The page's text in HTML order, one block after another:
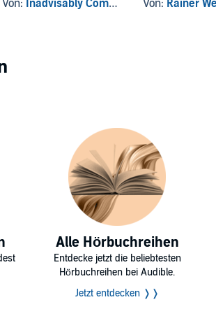
Von: Inadvisably Compelled
Von: Rainer
Alle Hörbuchreihen
Entdecke jetzt die beliebtesten
Hörbuchreihen bei Audible.
Jetzt entdecken ❭❭